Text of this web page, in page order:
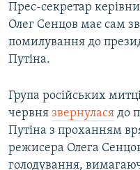
Прес-секретар
Олег Сенцов має сам
помилування до
Путіна.
Група російських
червня звернулася до
Путіна з проханням
режисера Олега
голодування,